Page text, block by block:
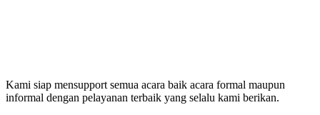
Kami siap mensupport semua acara baik acara formal maupun
informal dengan pelayanan terbaik yang selalu kami berikan.